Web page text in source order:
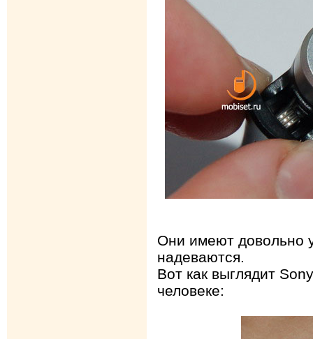
Они имеют довольно
надеваются.
Вот как выглядит
человеке: